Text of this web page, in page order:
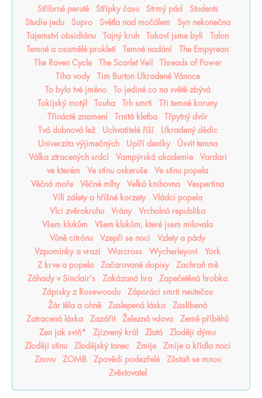
Stříbrné perutě
Střípky času Strmý pád
Students
Studie jedu
Supro Světla nad močálem
Syn nekonečna
Tajemství obsidiánu
Tajný kruh Takoví jsme byli
Talon
Temné a osamělé prokletí
Temné nadání
The Empyrean
The Raven Cycle
The Scarlet Veil
Threads of Power
Tíha vody
Tim Burton Ukradené Vánoce
To bylo tvé jméno
To jediné co na světě zbývá
Tokijský motýl
Touha Trh smrti
Tři temné koruny
Třinácté znamení
Trnitá kletba
Třpytný dvůr
Tvá dubnová lež
Uchvatitelé říší
Ukradený dědic
Univerzita výjimečných
Upíří deníky
Úsvit temna
Válka ztracených srdcí
Vampýrská akademie
Vardari
ve kterém
Ve stínu oskeruše
Ve stínu popela
Věčná moře
Věčné mlhy Velká knihovna
Vespertina
Vílí zálety a hříšné korzety
Vládci popela
Vlci zvěrokruhu
Vrány
Vrcholná republika
Všem klukům
Všem klukům, které jsem milovala
Vůně citrónu
Vzepři se noci
Vzlety a pády
Vzpomínky a vrazi
Warcross Wycherleyovi
York
Z krve a popela
Začarované dopisy
Zachraň mě
Záhady v Sinclair's
Zakázaná hra
Zapečetěná hrobka
Zápisky z Rosewoodu
Záporáci smrti neutečou
Žár těla a ohně
Zaslepená láska
Zaslíbená
Zatracená láska
Zazářit Železná vdova
Země příběhů
Zen jak sviň*
Zjizvený král Zlatá
Zloději dýmu
Zloději stínu
Zlodějský tanec Zmije
Zmije a křídla noci
Znovu
ZOMB Zpovědi podezřelé
Zůstaň se mnou
Zvěstovatel